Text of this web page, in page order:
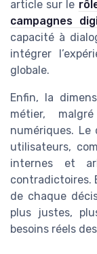
article sur le
campagnes
capacité à
intégrer
globale.
Enfin, la
métier,
numériques.
utilisateurs,
internes et
contradictoires.
de chaque
plus justes,
besoins réels